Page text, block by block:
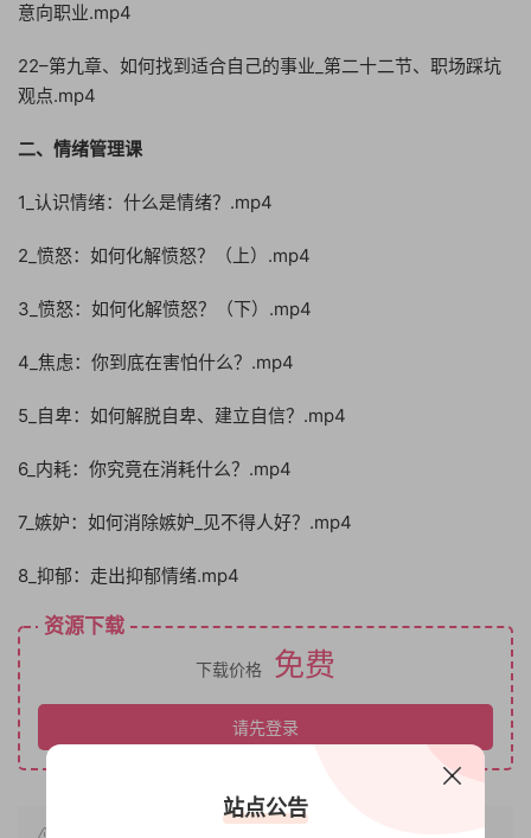
意向职业.mp4
22–第九章、如何找到适合自己的事业_第二十二节、职场踩坑
观点.mp4
二、情绪管理课
1_认识情绪：什么是情绪？.mp4
2_愤怒：如何化解愤怒？（上）.mp4
3_愤怒：如何化解愤怒？（下）.mp4
4_焦虑：你到底在害怕什么？.mp4
5_自卑：如何解脱自卑、建立自信？.mp4
6_内耗：你究竟在消耗什么？.mp4
7_嫉妒：如何消除嫉妒_见不得人好？.mp4
8_抑郁：走出抑郁情绪.mp4
资源下载
下载价格 免费
请先登录
站点公告